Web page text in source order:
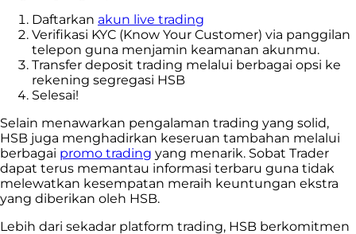
Daftarkan akun live trading
Verifikasi KYC (Know Your Customer) via panggilan
telepon guna menjamin keamanan akunmu.
Transfer deposit trading melalui berbagai opsi ke
rekening segregasi HSB
Selesai!
Selain menawarkan pengalaman trading yang solid,
HSB juga menghadirkan keseruan tambahan melalui
berbagai promo trading yang menarik. Sobat Trader
dapat terus memantau informasi terbaru guna tidak
melewatkan kesempatan meraih keuntungan ekstra
yang diberikan oleh HSB.
Lebih dari sekadar platform trading, HSB berkomitmen